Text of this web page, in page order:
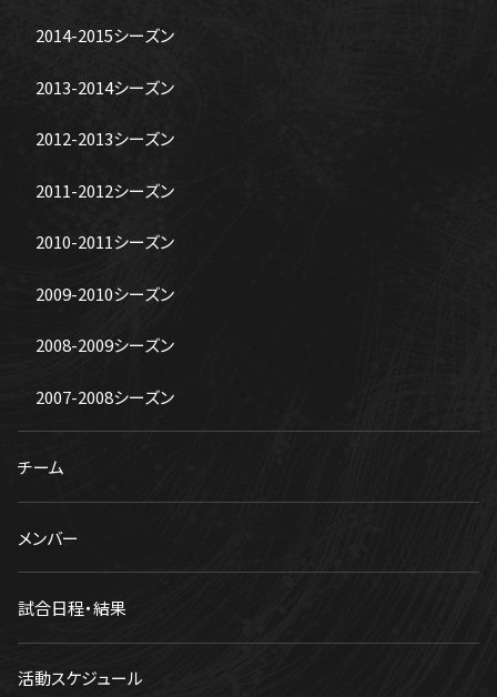
2014-2015シーズン
2013-2014シーズン
2012-2013シーズン
2011-2012シーズン
2010-2011シーズン
2009-2010シーズン
2008-2009シーズン
2007-2008シーズン
チーム
メンバー
試合日程・結果
活動スケジュール